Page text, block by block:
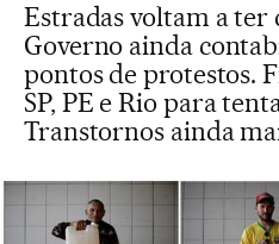
Estradas voltam a ter
Governo ainda
pontos de protestos.
SP, PE e Rio para
Transtornos ainda